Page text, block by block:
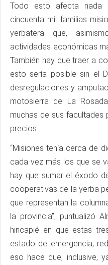
Todo esto afecta nada
cincuenta mil familias
yerbatera que,
actividades económicas
También hay que traer a
esto sería posible sin el
desregulaciones y
motosierra de La
muchas de sus facultades
precios.
“Misiones tenía cerca de
cada vez más los que se
hay que sumar el éxodo
cooperativas de la yerba
que representan la
la provincia”, puntualizó
hincapié en que estas
estado de emergencia,
eso hace que, inclusive,